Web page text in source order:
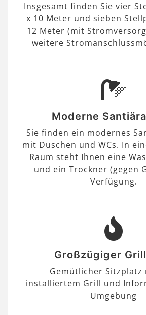
Insgesamt finden Sie vier
x 10 Meter und sieben
12 Meter (mit
weitere
Moderne
Sie finden ein modernes
mit Duschen und WCs. In
Raum steht Ihnen eine
und ein Trockner (gegen
Verfügung.
Großzügiger
Gemütlicher Sitzplatz
installiertem Grill und
Umgebung